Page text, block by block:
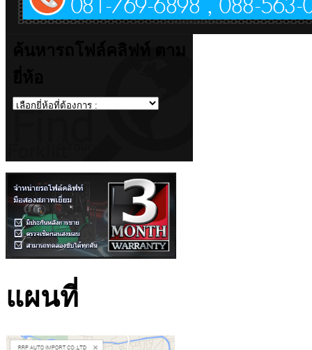
แผนที่